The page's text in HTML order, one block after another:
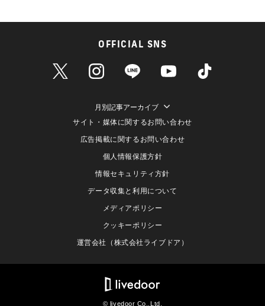
OFFICIAL SNS
月別記事アーカイブ
サイト・媒体に関するお問い合わせ
広告掲載に関するお問い合わせ
個人情報保護方針
情報セキュリティ方針
データ収集と利用について
メディアポリシー
クッキーポリシー
運営会社（株式会社ライブドア）
© livedoor Co.,Ltd.